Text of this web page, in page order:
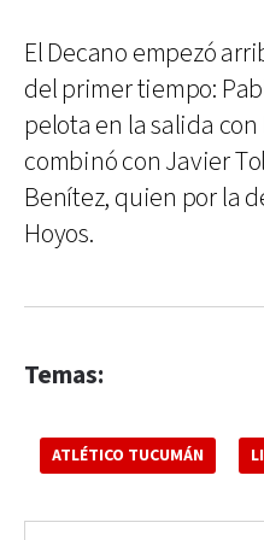
El Decano empezó
del primer tiempo:
pelota en la salida
combinó con Javier
Benítez, quien por la
Hoyos.
Temas:
ATLÉTICO TUCUMÁN